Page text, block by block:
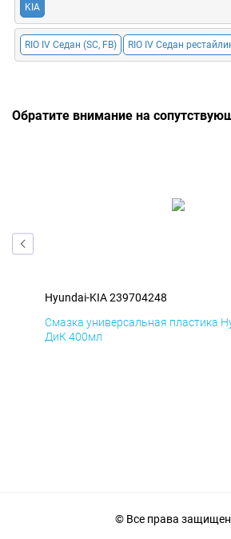
KIA
RIO IV Седан (SC, FB) RIO IV Седан
Обратите внимание на
Hyundai-KIA 239704248
Смазка универсальная пластика
ДиК 400мл
© Все права